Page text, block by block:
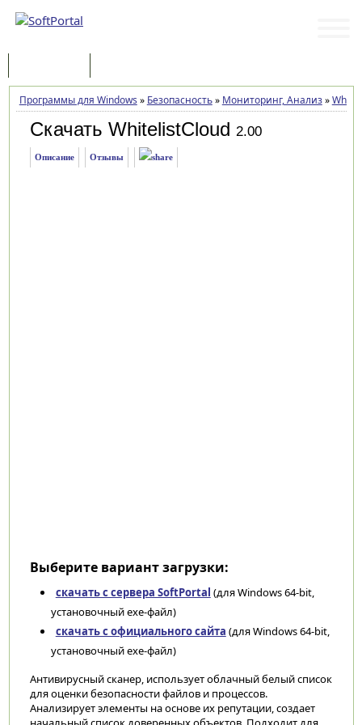
Программы для Windows » Безопасность» Мониторинг, Анализ»
Скачать WhitelistCloud 2.00
Описание Отзывы
Выберите вариант загрузки:
скачать с сервера SoftPortal (для Windows 64-bit,
установочный exe-файл)
скачать с официального сайта (для Windows 64-bit,
установочный exe-файл)
Антивирусный сканер, использует облачный белый список
для оценки безопасности файлов и процессов.
Анализирует элементы на основе их репутации, создает